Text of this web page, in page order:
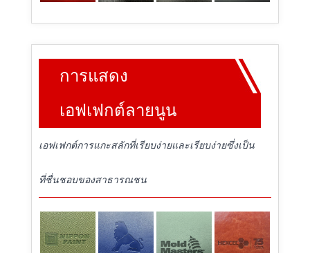
การแสดง
เอฟเฟกต์ลายนูน
เอฟเฟกต์การแกะสลักที่เรียบง่ายและเรียบง่ายซึ่งเป็น
ที่ชื่นชอบของสาธารณชน